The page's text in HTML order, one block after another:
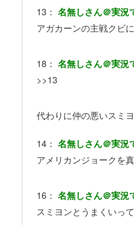
13： 名無しさん＠実況
アガカーンの主戦クビ
18： 名無しさん＠実況
>>13
代わりに仲の悪いスミ
14： 名無しさん＠実況
アメリカンジョークを
16： 名無しさん＠実況
スミヨンとうまくいっ